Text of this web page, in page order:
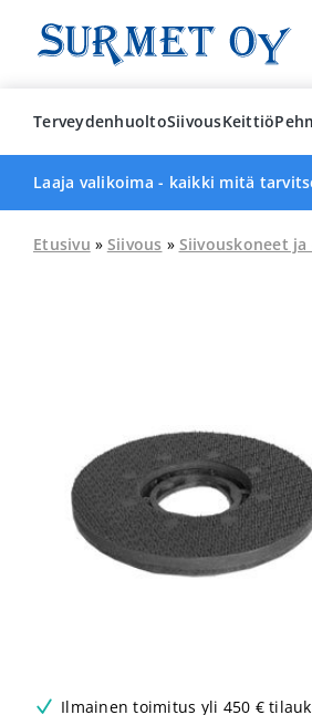
content
TerveydenhuoltoSiivousKeittiö
Laaja valikoima - kaikki mitä
Etusivu » Siivous » Siivouskoneet ja
Ilmainen toimitus yli 450 €